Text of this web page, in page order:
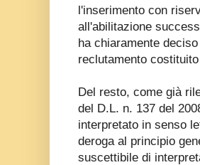
l'inserimento con
all'abilitazione
ha chiaramente
reclutamento
Del resto, come già
del D.L. n. 137 del
interpretato in senso
deroga al principio
suscettibile di